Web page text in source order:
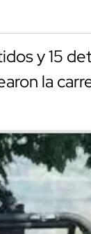
y 15
la